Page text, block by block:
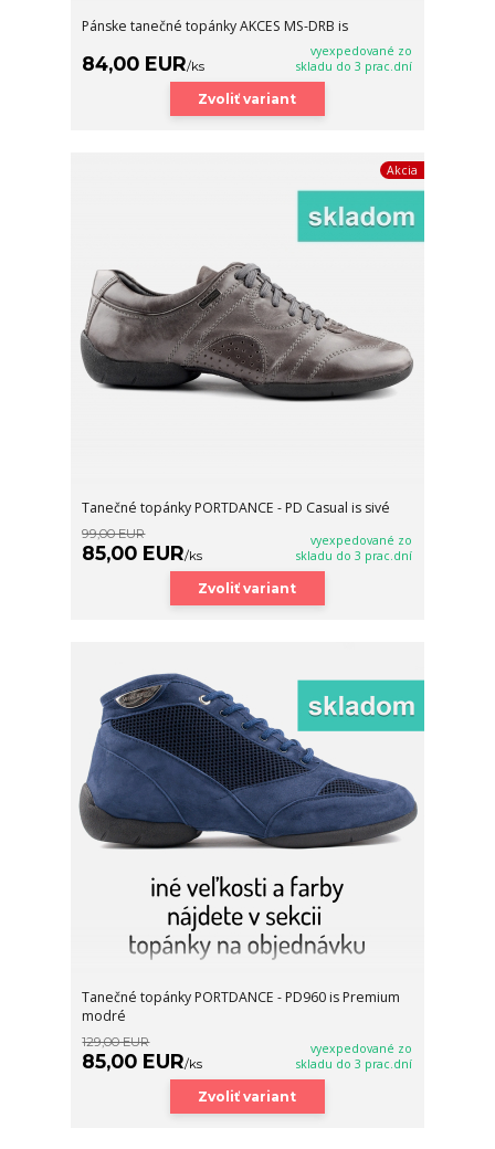
Pánske tanečné topánky AKCES MS-DRB is
84,00 EUR/ks
vyexpedované zo
skladu do 3 prac.dní
Zvoliť variant
Akcia
Tanečné topánky PORTDANCE - PD Casual is sivé
99,00 EUR
85,00 EUR/ks
vyexpedované zo
skladu do 3 prac.dní
Zvoliť variant
Tanečné topánky PORTDANCE - PD960 is Premium
modré
129,00 EUR
85,00 EUR/ks
vyexpedované zo
skladu do 3 prac.dní
Zvoliť variant